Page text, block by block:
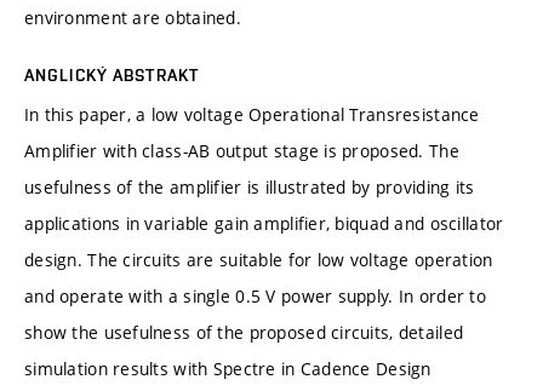
environment are obtained.
ANGLICKÝ ABSTRAKT
In this paper, a low voltage Operational Transresistance
Amplifier with class-AB output stage is proposed. The
usefulness of the amplifier is illustrated by providing its
applications in variable gain amplifier, biquad and oscillator
design. The circuits are suitable for low voltage operation
and operate with a single 0.5 V power supply. In order to
show the usefulness of the proposed circuits, detailed
simulation results with Spectre in Cadence Design